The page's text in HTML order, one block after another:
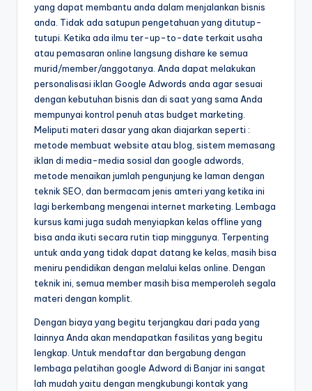
yang dapat membantu anda dalam menjalankan bisnis
anda. Tidak ada satupun pengetahuan yang ditutup-
tutupi. Ketika ada ilmu ter-up-to-date terkait usaha
atau pemasaran online langsung dishare ke semua
murid/member/anggotanya. Anda dapat melakukan
personalisasi iklan Google Adwords anda agar sesuai
dengan kebutuhan bisnis dan di saat yang sama Anda
mempunyai kontrol penuh atas budget marketing.
Meliputi materi dasar yang akan diajarkan seperti :
metode membuat website atau blog, sistem memasang
iklan di media-media sosial dan google adwords,
metode menaikan jumlah pengunjung ke laman dengan
teknik SEO, dan bermacam jenis amteri yang ketika ini
lagi berkembang mengenai internet marketing. Lembaga
kursus kami juga sudah menyiapkan kelas offline yang
bisa anda ikuti secara rutin tiap minggunya. Terpenting
untuk anda yang tidak dapat datang ke kelas, masih bisa
meniru pendidikan dengan melalui kelas online. Dengan
teknik ini, semua member masih bisa memperoleh segala
materi dengan komplit.
Dengan biaya yang begitu terjangkau dari pada yang
lainnya Anda akan mendapatkan fasilitas yang begitu
lengkap. Untuk mendaftar dan bergabung dengan
lembaga pelatihan google Adword di Banjar ini sangat
lah mudah yaitu dengan mengkubungi kontak yang